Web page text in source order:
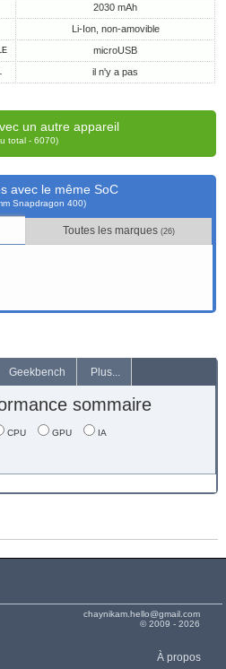
2030 mAh
Li-Ion, non-amovible
microUSB
il n'y a pas
un autre appareil
total - 6070)
avec le même SoC
Snapdragon 400)
Toutes les marques(26)
Geekbench Plus...
sommaire
CPU GPU IA
chaynikam.hello@gmail.com
© 2009 - 2026
À propos